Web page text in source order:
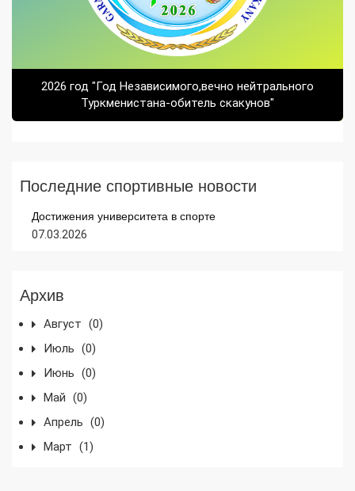
2026 год "Год Независимого,вечно нейтрального
Туркменистана-обитель скакунов"
Последние спортивные новости
Достижения университета в спорте
07.03.2026
Архив
Август (0)
Июль (0)
Июнь (0)
Май (0)
Апрель (0)
Март (1)